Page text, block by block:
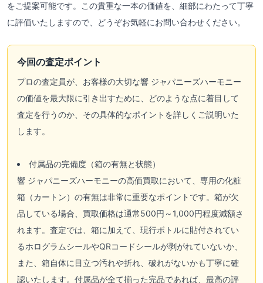
をご提案可能です。この貴重な一本の価値を、細部にわたって丁寧
に評価いたしますので、どうぞお気軽にお問い合わせください。
今回の査定ポイント
プロの査定員が、お客様の大切な響 ジャパニーズハーモニー
の価値を最大限に引き出すために、どのような点に着目して
査定を行うのか、その具体的なポイントを詳しくご説明いた
します。
付属品の完備度（箱の有無と状態）
響 ジャパニーズハーモニーの高価買取において、専用の化粧
箱（カートン）の有無は非常に重要なポイントです。箱が欠
品している場合、買取価格は通常500円～1,000円程度減額さ
れます。査定では、箱に加えて、現行ボトルに貼付されてい
るホログラムシールやQRコードシールが剥がれていないか、
また、箱自体に目立つ汚れや折れ、破れがないかも丁寧に確
認いたします。付属品が全て揃った完品であれば、最高の評